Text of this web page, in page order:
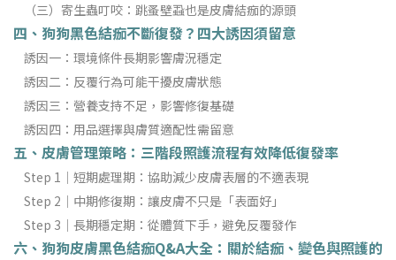
（三）寄生蟲叮咬：跳蚤壁蝨也是皮膚結痂的源頭
四、狗狗黑色結痂不斷復發？四大誘因須留意
誘因一：環境條件長期影響膚況穩定
誘因二：反覆行為可能干擾皮膚狀態
誘因三：營養支持不足，影響修復基礎
誘因四：用品選擇與膚質適配性需留意
五、皮膚管理策略：三階段照護流程有效降低復發率
Step 1｜短期處理期：協助減少皮膚表層的不適表現
Step 2｜中期修復期：讓皮膚不只是「表面好」
Step 3｜長期穩定期：從體質下手，避免反覆發作
六、狗狗皮膚黑色結痂Q&A大全：關於結痂、變色與照護的